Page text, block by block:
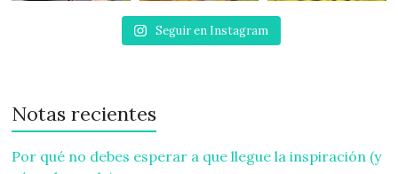
Seguir en Instagram
Notas recientes
Por qué no debes esperar a que llegue la inspiración (y